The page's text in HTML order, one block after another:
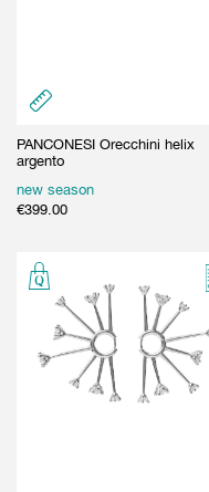
PANCONESI Orecchini helix
argento
new season
€399.00